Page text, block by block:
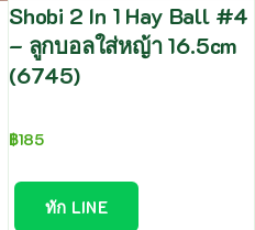
Shobi 2 In 1 Hay Ball #4
– ลูกบอลใส่หญ้า 16.5cm
(6745)
฿185
ทัก LINE